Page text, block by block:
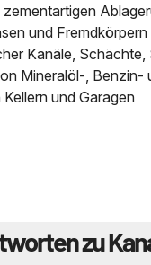
und
Kanäle, Schächte,
Mineralöl-, Benzin-
und Garagen
zu